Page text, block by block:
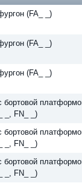
(FA_ _)
(FA_ _)
(FA_ _)
бортовой
_, FN_ _)
бортовой
_, FN_ _)
бортовой
_, FN_ _)